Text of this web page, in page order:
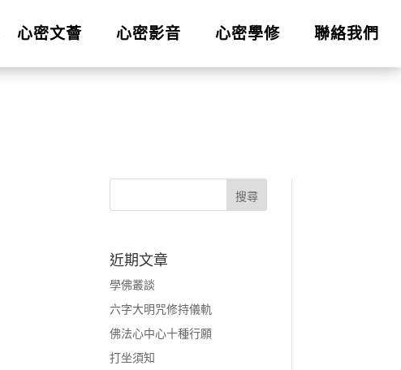
心密文薈 心密影音 心密學修 聯絡我們
近期文章
學佛叢談
六字大明咒修持儀軌
佛法心中心十種行願
打坐須知